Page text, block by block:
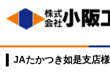
JAたかつき如是支店